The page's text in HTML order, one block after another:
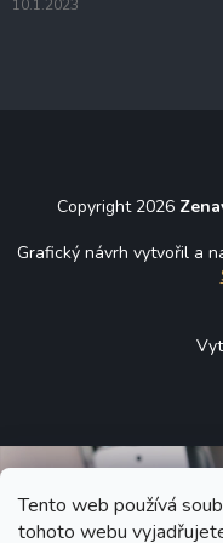
Tento web používá
tohoto webu
10.1.2023
Copyright 2026
Grafický návrh vytvořil a